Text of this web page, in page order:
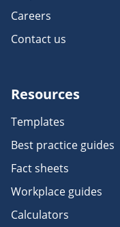
Careers
Contact us
Resources
Templates
Best practice guides
Fact sheets
Workplace guides
Calculators